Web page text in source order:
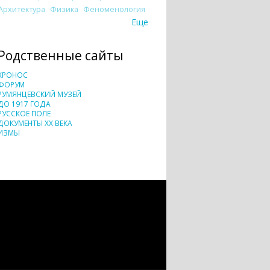
Физика Феноменология
Еще
сайты
МУЗЕЙ
1917 ГОДА
ПОЛЕ
XX ВЕКА